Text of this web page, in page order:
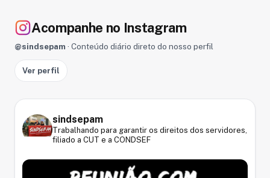
Acompanhe no Instagram
@sindsepam · Conteúdo diário direto do nosso perfil
Ver perfil
sindsepam
Trabalhando para garantir os direitos dos servidores,
filiado a CUT e a CONDSEF